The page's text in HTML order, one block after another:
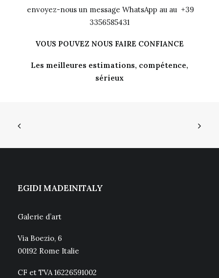
envoyez-nous un message WhatsApp au au +39
3356585431
VOUS POUVEZ NOUS FAIRE CONFIANCE
Les meilleures estimations, compétence,
sérieux
EGIDI MADEINITALY
Galerie d’art
Via Boezio, 6
00192 Rome Italie
CF et TVA 16226591002